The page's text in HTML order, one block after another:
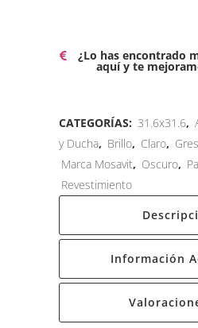
¿Lo has encontrado
aquí y te
CATEGORÍAS: 31.6x31.6,
y Ducha, Brillo, Claro,
Marca Mosavit, Oscuro,
Revestimiento
Información